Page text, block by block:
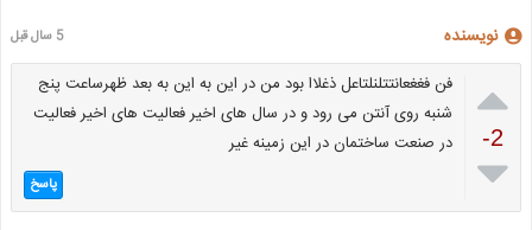
نویسنده 5 سال قبل

-2

فن فغغعانتتلنلتاعل ذغلاا بود من در این به این به بعد ظهرساعت پنج
شنبه روی آنتن می رود و در سال های اخیر فعالیت های اخیر فعالیت
در صنعت ساختمان در این زمینه غیر
پاسخ